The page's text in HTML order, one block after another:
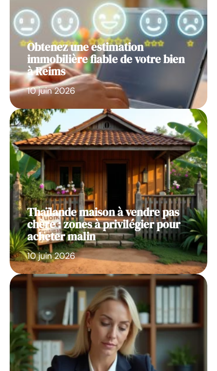
Obtenez une estimation
immobilière fiable de votre bien
à Reims
10 juin 2026
Thaïlande maison à vendre pas
chère : zones à privilégier pour
acheter malin
10 juin 2026